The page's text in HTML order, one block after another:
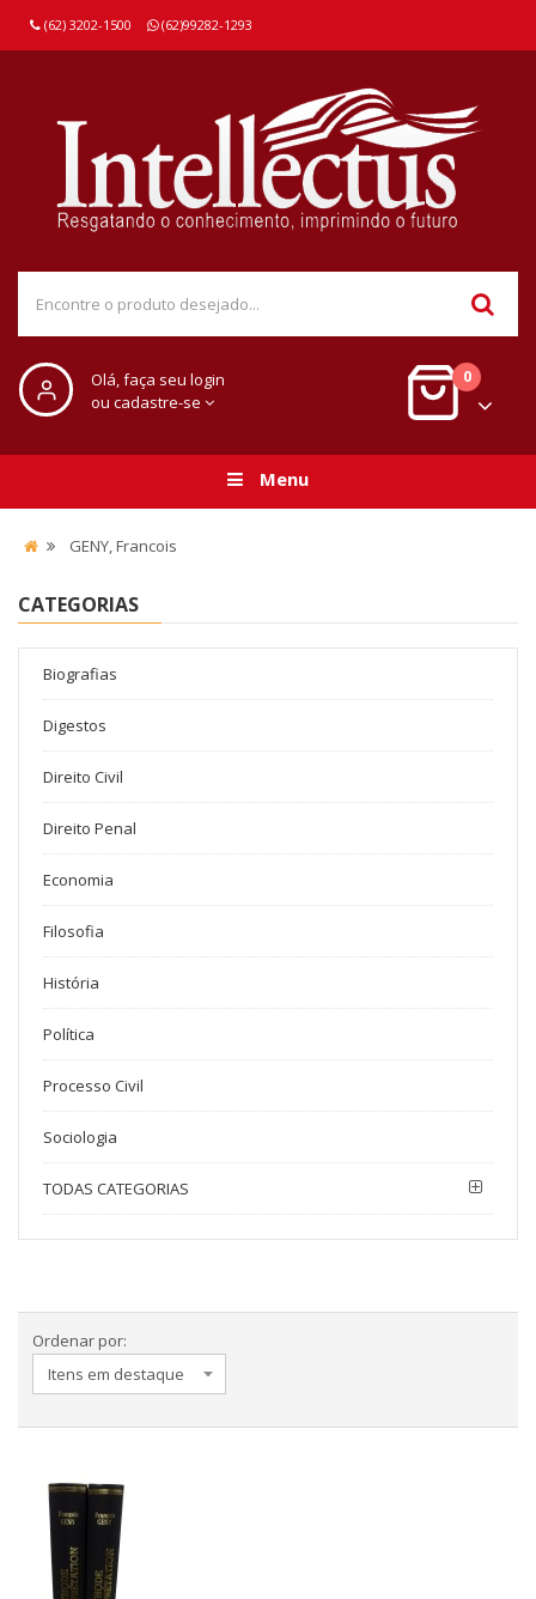
(62) 3202-1500 (62)99282-1293
Olá, faça seu login
ou cadastre-se
0
Menu
GENY, Francois
CATEGORIAS
Biografias
Digestos
Direito Civil
Direito Penal
Economia
Filosofia
História
Política
Processo Civil
Sociologia
TODAS CATEGORIAS
Ordenar por: